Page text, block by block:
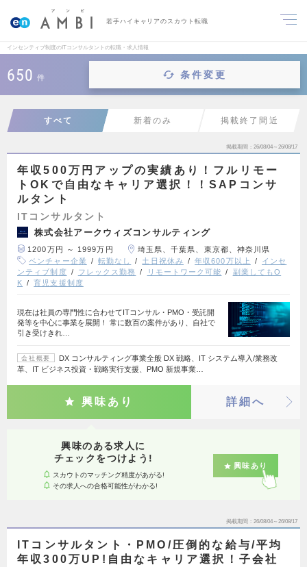
若手ハイキャリアのスカウト転職
インセンティブ制度のITコンサルタントの転職・求人情報
650 件 条件変更
すべて 新着のみ 掲載終了間近
掲載期間 26/08/04～26/08/17
年収500万円アップの実績あり！フルリモー
トOKで自由なキャリア選択！！SAPコンサ
ルタント
ITコンサルタント
株式会社アークウィズコンサルティング
1200万円 ～ 1999万円
埼玉県、千葉県、東京都、神奈川県
ベンチャー企業
転勤なし 土日祝休み 年収600万以上
インセ
ンティブ制度
フレックス勤務 リモートワーク可能
副業してもO
K
育児支援制度
現在は社員の専門性に合わせてITコンサル・PMO・受託開
発等を中心に事業を展開！ 常に数百の案件があり、自社で
引き受けきれ…
会社概要
DX コンサルティング事業全般 DX 戦略、IT システム導入/業務改
革、IT ビジネス投資・戦略実行支援、PMO 新規事業…
興味あり 詳細へ
興味のある求人に
チェックをつけよう!
スカウトのマッチング精度があがる!
その求人への合格可能性がわかる!
興味あり
掲載期間 26/08/04～26/08/17
ITコンサルタント・PMO/圧倒的な給与/平均
年収300万UP!自由なキャリア選択！子会社